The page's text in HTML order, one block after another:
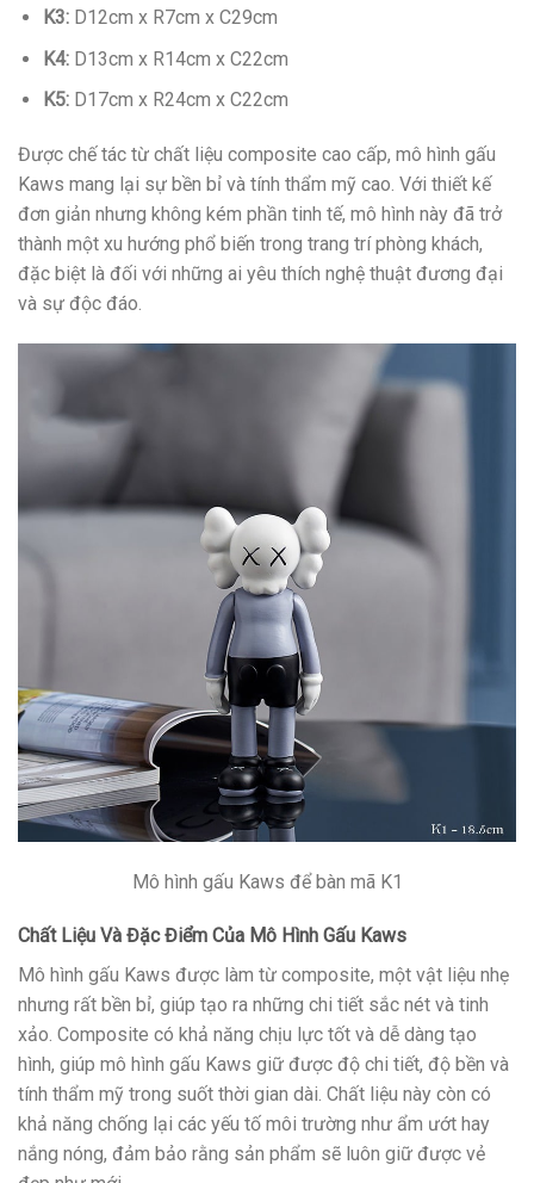
K3:D12cm x R7cm x C29cm
K4:D13cm x R14cm x C22cm
K5:D17cm x R24cm x C22cm
Được chế tác từ chất liệu composite cao cấp, mô hình gấu
Kaws mang lại sự bền bỉ và tính thẩm mỹ cao. Với thiết kế
đơn giản nhưng không kém phần tinh tế, mô hình này đã trở
thành một xu hướng phổ biến trong trang trí phòng khách,
đặc biệt là đối với những ai yêu thích nghệ thuật đương đại
và sự độc đáo.
Mô hình gấu Kaws để bàn mã K1
Chất Liệu Và Đặc Điểm Của Mô Hình Gấu Kaws
Mô hình gấu Kaws được làm từ composite, một vật liệu nhẹ
nhưng rất bền bỉ, giúp tạo ra những chi tiết sắc nét và tinh
xảo. Composite có khả năng chịu lực tốt và dễ dàng tạo
hình, giúp mô hình gấu Kaws giữ được độ chi tiết, độ bền và
tính thẩm mỹ trong suốt thời gian dài. Chất liệu này còn có
khả năng chống lại các yếu tố môi trường như ẩm ướt hay
nắng nóng, đảm bảo rằng sản phẩm sẽ luôn giữ được vẻ